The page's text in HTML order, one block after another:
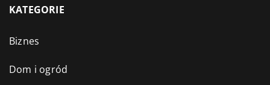
KATEGORIE
Biznes
Dom i ogród